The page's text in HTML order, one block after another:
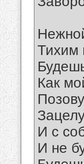
Тихим
Как
И с
И не